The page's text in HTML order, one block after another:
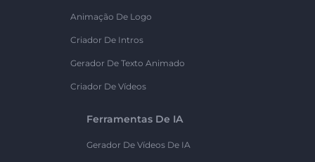
Animação De Logo
Criador De Intros
Gerador De Texto Animado
Criador De Vídeos
Ferramentas De IA
Gerador De Vídeos De IA